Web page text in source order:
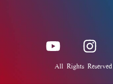
All Rights